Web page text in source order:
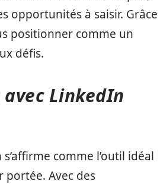
opportunités à saisir. Grâce
positionner comme un
défis.
LinkedIn
comme l’outil idéal
portée. Avec des